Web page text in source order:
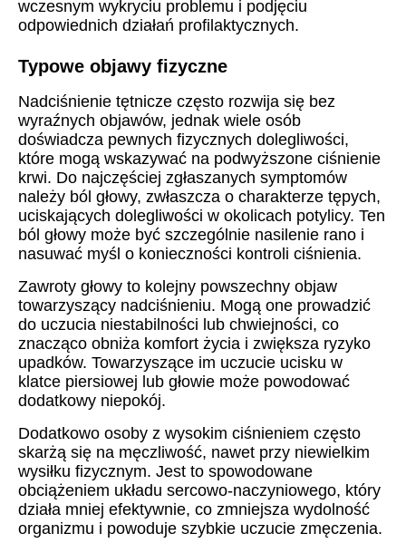
wczesnym wykryciu problemu i podjęciu
odpowiednich działań profilaktycznych.
Typowe objawy fizyczne
Nadciśnienie tętnicze często rozwija się bez
wyraźnych objawów, jednak wiele osób
doświadcza pewnych fizycznych dolegliwości,
które mogą wskazywać na podwyższone ciśnienie
krwi. Do najczęściej zgłaszanych symptomów
należy ból głowy, zwłaszcza o charakterze tępych,
uciskających dolegliwości w okolicach potylicy. Ten
ból głowy może być szczególnie nasilenie rano i
nasuwać myśl o konieczności kontroli ciśnienia.
Zawroty głowy to kolejny powszechny objaw
towarzyszący nadciśnieniu. Mogą one prowadzić
do uczucia niestabilności lub chwiejności, co
znacząco obniża komfort życia i zwiększa ryzyko
upadków. Towarzyszące im uczucie ucisku w
klatce piersiowej lub głowie może powodować
dodatkowy niepokój.
Dodatkowo osoby z wysokim ciśnieniem często
skarżą się na męczliwość, nawet przy niewielkim
wysiłku fizycznym. Jest to spowodowane
obciążeniem układu sercowo-naczyniowego, który
działa mniej efektywnie, co zmniejsza wydolność
organizmu i powoduje szybkie uczucie zmęczenia.